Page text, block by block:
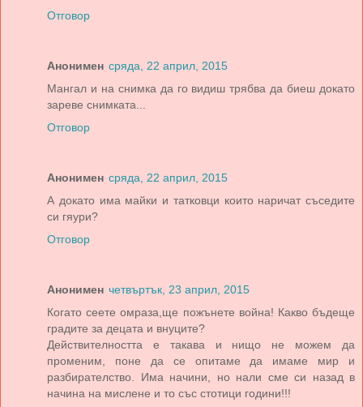
Отговор
Анонимен сряда, 22 април, 2015
Мангал и на снимка да го видиш трябва да биеш докато
зареве снимката...
Отговор
Анонимен сряда, 22 април, 2015
А докато има майки и татковци които наричат съседите
си гяури?
Отговор
Анонимен четвъртък, 23 април, 2015
Когато сеете омраза,ще пожънете война! Какво бъдеще
градите за децата и внуците?
Действителността е такава и нищо не можем да
променим, поне да се опитаме да имаме мир и
разбирателство. Има начини, но нали сме си назад в
начина на мислене и то със стотици години!!!